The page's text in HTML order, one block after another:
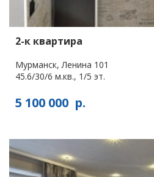
2-к квартира
Мурманск, Ленина 101
45.6/30/6 м.кв., 1/5 эт.
5 100 000 р.